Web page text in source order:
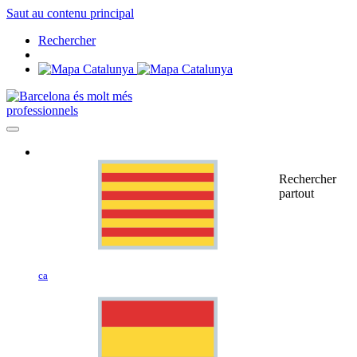
Saut au contenu principal
Rechercher
professionnels
ca
Rechercher
partout